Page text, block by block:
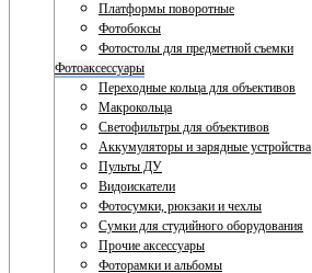
Платформы поворотные
Фотобоксы
Фотостолы для предметной съемки
Фотоаксессуары
Переходные кольца для объективов
Макрокольца
Светофильтры для объективов
Аккумуляторы и зарядные устройства
Пульты ДУ
Видоискатели
Фотосумки, рюкзаки и чехлы
Сумки для студийного оборудования
Прочие аксессуары
Фоторамки и альбомы